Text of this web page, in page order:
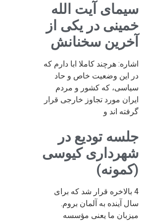
سیمای آیت الله
خمینی در یکی از
آخرین سخنانش
اشاره: هرچند کاملا ابا دارم که
در این وضعیت خاص و حاد
سیاسی، که کشور و مردم
ایران مورد تجاوز خارجی قرار
گرفته اند و
جلسه تودیع در
شهرداری کیوسی
(کمونه)
4 بالاخره قرار شد که برای
سال آینده به آلمان بروم.
میزبان ما یعنی مؤسسه